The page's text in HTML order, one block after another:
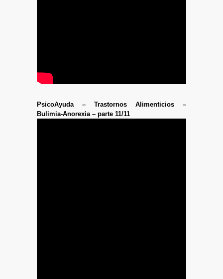
PsicoAyuda – Trastornos Alimenticios –
Bulimia-Anorexia – parte 11/11